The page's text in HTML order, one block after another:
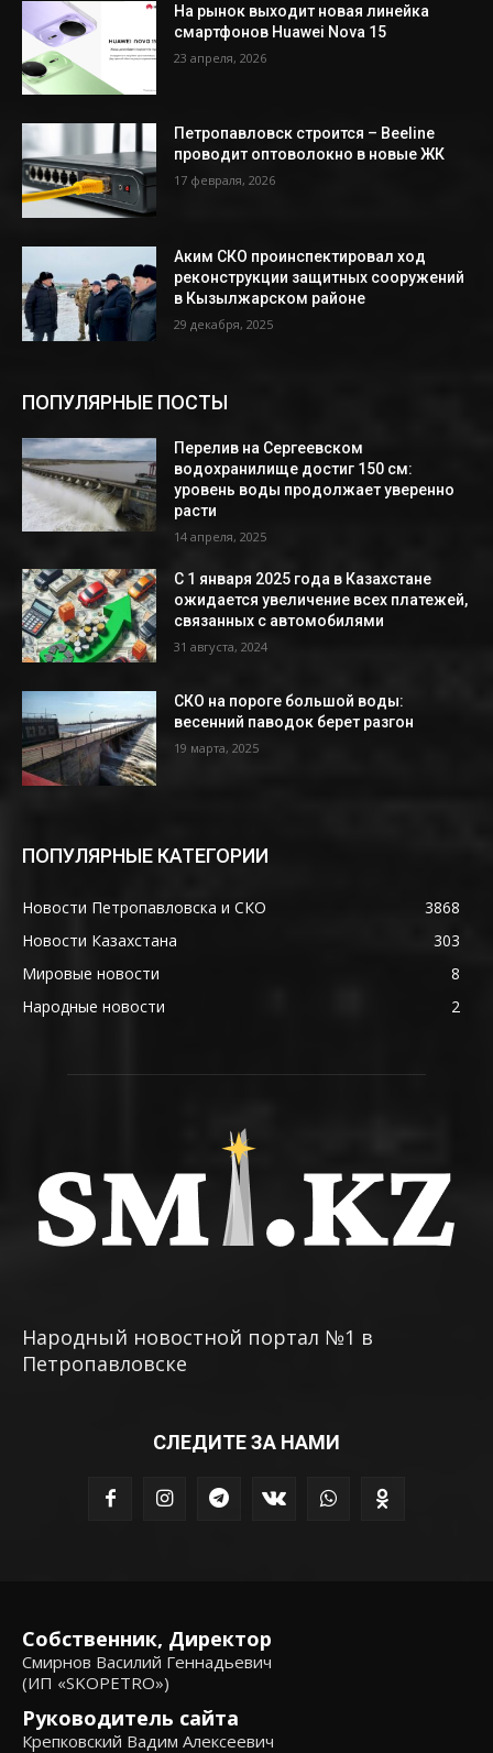
На рынок выходит новая линейка
смартфонов Huawei Nova 15
23 апреля, 2026
Петропавловск строится – Beeline
проводит оптоволокно в новые ЖК
17 февраля, 2026
Аким СКО проинспектировал ход
реконструкции защитных сооружений
в Кызылжарском районе
29 декабря, 2025
ПОПУЛЯРНЫЕ ПОСТЫ
Перелив на Сергеевском
водохранилище достиг 150 см:
уровень воды продолжает уверенно
расти
14 апреля, 2025
С 1 января 2025 года в Казахстане
ожидается увеличение всех платежей,
связанных с автомобилями
31 августа, 2024
СКО на пороге большой воды:
весенний паводок берет разгон
19 марта, 2025
ПОПУЛЯРНЫЕ КАТЕГОРИИ
Новости Петропавловска и СКО
3868
Новости Казахстана
303
Мировые новости
8
Народные новости
2
Народный новостной портал №1 в
Петропавловске
СЛЕДИТЕ ЗА НАМИ
Собственник, Директор
Смирнов Василий Геннадьевич
(ИП «SKOPETRO»)
Руководитель сайта
Крепковский Вадим Алексеевич